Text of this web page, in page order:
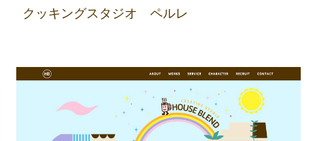
クッキングスタジオ ペルレ